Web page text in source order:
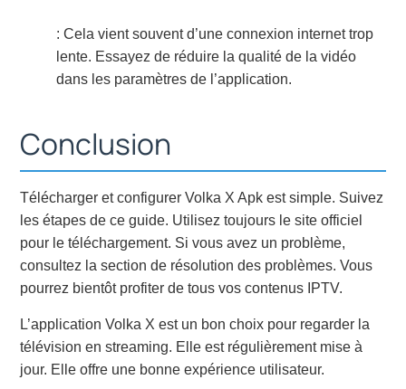
: Cela vient souvent d’une connexion internet trop
lente. Essayez de réduire la qualité de la vidéo
dans les paramètres de l’application.
Conclusion
Télécharger et configurer Volka X Apk est simple. Suivez
les étapes de ce guide. Utilisez toujours le site officiel
pour le téléchargement. Si vous avez un problème,
consultez la section de résolution des problèmes. Vous
pourrez bientôt profiter de tous vos contenus IPTV.
L’application Volka X est un bon choix pour regarder la
télévision en streaming. Elle est régulièrement mise à
jour. Elle offre une bonne expérience utilisateur.